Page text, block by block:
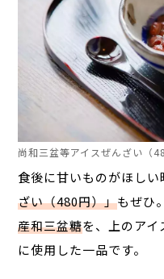
尚和三盆等アイスぜんざい（
食後に甘いものがほしい
ざい（480円）」もぜひ
産和三盆糖を、上のア
に使用した一品です。